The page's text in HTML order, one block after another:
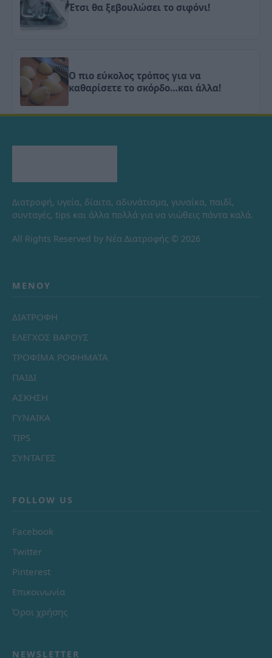
Έτσι θα ξεβουλώσει το σιφόνι!
Ο πιο εύκολος τρόπος για να
καθαρίσετε το σκόρδο…και άλλα!
Διατροφή, υγεία, δίαιτα, αδυνάτισμα, γυναίκα, παιδί,
συνταγές, tips και άλλα πολλά για να νιώθεις πάντα καλά.
All Rights Reserved by Νέα Διατροφής © 2026
ΜΕΝΟΎ
ΔΙΑΤΡΟΦΗ
ΕΛΕΓΧΟΣ ΒΑΡΟΥΣ
ΤΡΟΦΙΜΑ ΡΟΦΗΜΑΤΑ
ΠΑΙΔΙ
ΑΣΚΗΣΗ
ΓΥΝΑΙΚΑ
TIPS
ΣΥΝΤΑΓΕΣ
FOLLOW US
Facebook
Twitter
Pinterest
Επικοινωνία
Όροι χρήσης
NEWSLETTER